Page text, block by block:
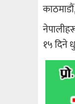
१५ दिने